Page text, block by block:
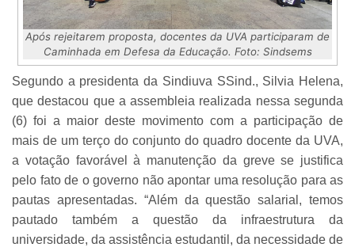
Após rejeitarem proposta, docentes da UVA participaram de
Caminhada em Defesa da Educação. Foto: Sindsems
Segundo a presidenta da Sindiuva SSind., Silvia Helena,
que destacou que a assembleia realizada nessa segunda
(6) foi a maior deste movimento com a participação de
mais de um terço do conjunto do quadro docente da UVA,
a votação favorável à manutenção da greve se justifica
pelo fato de o governo não apontar uma resolução para as
pautas apresentadas. “Além da questão salarial, temos
pautado também a questão da infraestrutura da
universidade, da assistência estudantil, da necessidade de